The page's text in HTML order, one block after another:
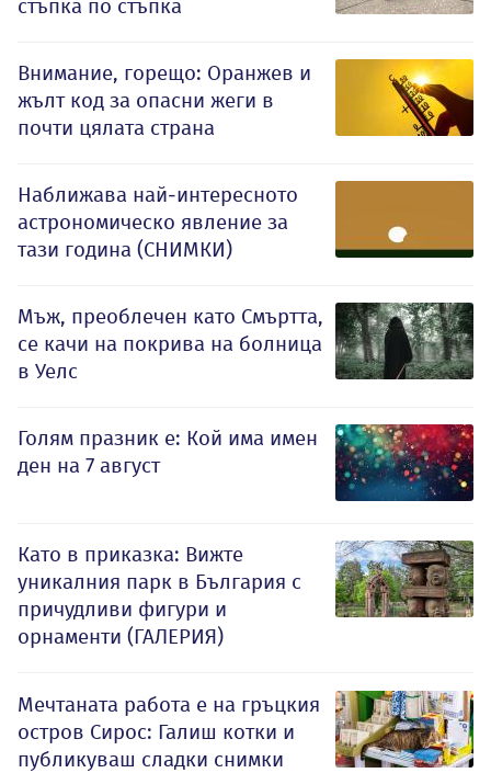
стъпка по стъпка
Внимание, горещо: Оранжев и
жълт код за опасни жеги в
почти цялата страна
Наближава най-интересното
астрономическо явление за
тази година (СНИМКИ)
Мъж, преоблечен като Смъртта,
се качи на покрива на болница
в Уелс
Голям празник е: Кой има имен
ден на 7 август
Като в приказка: Вижте
уникалния парк в България с
причудливи фигури и
орнаменти (ГАЛЕРИЯ)
Мечтаната работа е на гръцкия
остров Сирос: Галиш котки и
публикуваш сладки снимки